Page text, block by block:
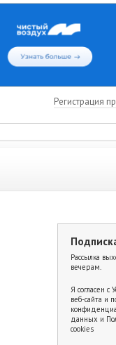
Регистрация
Рассылка
вечерам.
Я согласен с
веб-сайта и
данных и
cookies